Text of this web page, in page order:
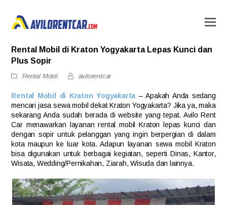
Rental Mobil di Kraton Yogyakarta Lepas Kunci dan
Plus Sopir
Rental Mobil avilorentcar
Rental Mobil di Kraton Yogyakarta – Apakah Anda sedang
mencari jasa sewa mobil dekat Kraton Yogyakarta? Jika ya, maka
sekarang Anda sudah berada di website yang tepat. Avilo Rent
Car menawarkan layanan rental mobil Kraton lepas kunci dan
dengan sopir untuk pelanggan yang ingin berpergian di dalam
kota maupun ke luar kota. Adapun layanan sewa mobil Kraton
bisa digunakan untuk berbagai kegiatan, seperti Dinas, Kantor,
Wisata, Wedding/Pernikahan, Ziarah, Wisuda dan lainnya.